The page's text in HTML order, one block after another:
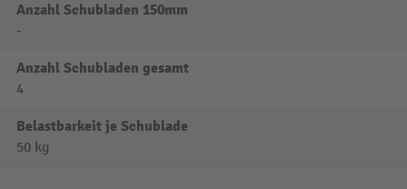
Anzahl Schubladen 150mm
-
Anzahl Schubladen gesamt
4
Belastbarkeit je Schublade
50 kg